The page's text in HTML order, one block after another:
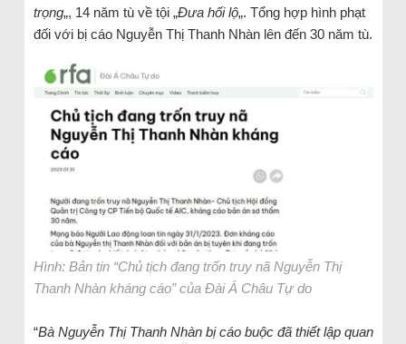
trọng„, 14 năm tù về tội „Đưa hối lộ„. Tổng hợp hình phạt
đối với bị cáo Nguyễn Thị Thanh Nhàn lên đến 30 năm tù.
Hình: Bản tin “Chủ tịch đang trốn truy nã Nguyễn Thị
Thanh Nhàn kháng cáo” của Đài Á Châu Tự do
“Bà Nguyễn Thị Thanh Nhàn bị cáo buộc đã thiết lập quan